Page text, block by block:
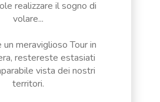
realizzare il sogno di
volare...
meraviglioso Tour in
restereste estasiati
vista dei nostri
territori.